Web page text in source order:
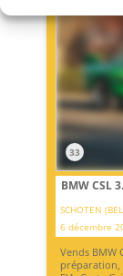
33
BMW CSL
SCHOTEN
6 décembre
Vends BMW
préparation,